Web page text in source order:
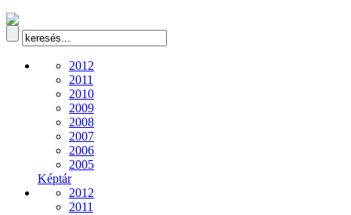
2012
2011
2010
2009
2008
2007
2006
2005
Képtár
2012
2011